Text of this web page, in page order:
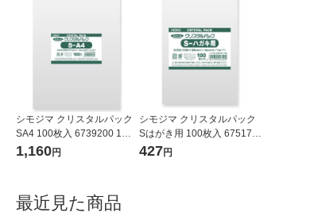
シモジマ クリスタルパック
SA4 100枚入 6739200 1袋
(100枚入)
1,160円
シモジマ クリスタルパック
Sはがき用 100枚入 675170
0 1袋(100枚入)
427円
最近見た商品